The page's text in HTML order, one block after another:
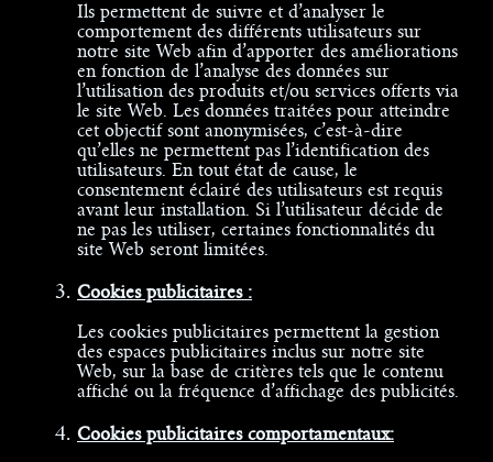
Ils permettent de suivre et d’analyser le
comportement des différents utilisateurs sur
notre site Web afin d’apporter des améliorations
en fonction de l’analyse des données sur
l’utilisation des produits et/ou services offerts via
le site Web. Les données traitées pour atteindre
cet objectif sont anonymisées, c’est-à-dire
qu’elles ne permettent pas l’identification des
utilisateurs. En tout état de cause, le
consentement éclairé des utilisateurs est requis
avant leur installation. Si l’utilisateur décide de
ne pas les utiliser, certaines fonctionnalités du
site Web seront limitées.
Cookies publicitaires :
Les cookies publicitaires permettent la gestion
des espaces publicitaires inclus sur notre site
Web, sur la base de critères tels que le contenu
affiché ou la fréquence d’affichage des publicités.
Cookies publicitaires comportamentaux: